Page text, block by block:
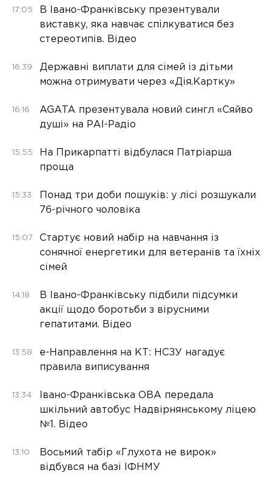
17:05
В Івано-Франківську презентували
виставку, яка навчає спілкуватися без
стереотипів. Відео
16:39
Державні виплати для сімей із дітьми
можна отримувати через «Дія.Картку»
16:16
AGATA презентувала новий сингл «Сяйво
душі» на РАІ-Радіо
15:55
На Прикарпатті відбулася Патріарша
проща
15:33
Понад три доби пошуків: у лісі розшукали
76-річного чоловіка
15:07
Стартує новий набір на навчання із
сонячної енергетики для ветеранів та їхніх
сімей
14:18
В Івано-Франківську підбили підсумки
акції щодо боротьби з вірусними
гепатитами. Відео
13:58
е-Направлення на КТ: НСЗУ нагадує
правила виписування
13:34
Івано-Франківська ОВА передала
шкільний автобус Надвірнянському ліцею
№1. Відео
13:10
Восьмий табір «Глухота не вирок»
відбувся на базі ІФНМУ